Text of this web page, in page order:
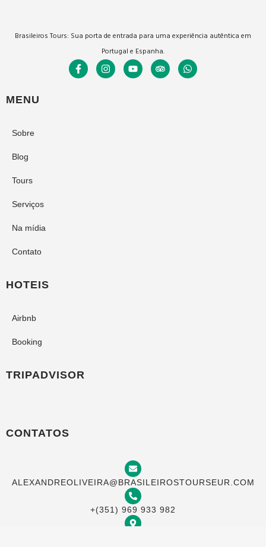
Brasileiros Tours: Sua porta de entrada para uma experiência autêntica em
Portugal e Espanha.
MENU
Sobre
Blog
Tours
Serviços
Na mídia
Contato
HOTEIS
Airbnb
Booking
TRIPADVISOR
CONTATOS
ALEXANDREOLIVEIRA@BRASILEIROSTOURSEUR.COM
+(351) 969 933 982